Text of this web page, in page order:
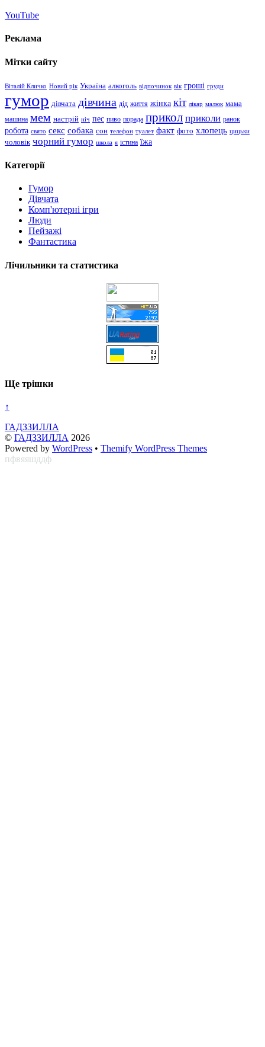
YouTube
Реклама
Мітки сайту
Віталій Кличко Новий рік Україна алкоголь відпочинок вік гроші груди
гумор дівчата дівчина дід життя жінка кіт лікар малюк мама
машина мем настрій ніч пес пиво порада прикол приколи ранок
робота свято секс собака сон телефон туалет факт фото хлопець цицьки
чоловік чорний гумор школа я істина їжа
Категорії
Гумор
Дівчата
Комп'ютерні ігри
Люди
Пейзажі
Фантастика
Лічильники та статистика
Ще трішки
↑
ГАДЗЗИЛЛА
© ГАДЗЗИЛЛА 2026
Powered by WordPress • Themify WordPress Themes
пфвяяшддф